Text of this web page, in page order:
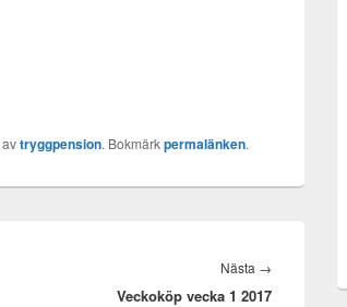
avtryggpension. Bokmärkpermalänken.
Nästa →
inlägg:
Veckoköp vecka 1 2017